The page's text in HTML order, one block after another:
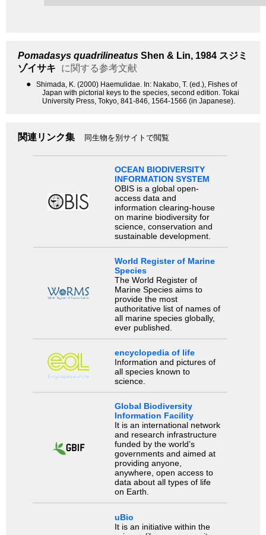
Pomadasys quadrilineatus Shen & Lin, 1984 スジミ
ゾイサキ
に関する参考文献
●
Shimada, K. (2000) Haemulidae. In: Nakabo, T. (ed.), Fishes of
Japan with pictorial keys to the species, second edition. Tokai
University Press, Tokyo, 841-846, 1564-1566 (in Japanese).
関連リンク集 同生物を別サイトで閲覧
OCEAN BIODIVERSITY
INFORMATION SYSTEM
OBIS is a global open-
access data and
information clearing-house
on marine biodiversity for
science, conservation and
sustainable development.
World Register of Marine
Species
The World Register of
Marine Species aims to
provide the most
authoritative list of names of
all marine species globally,
ever published.
encyclopedia of life
Information and pictures of
all species known to
science.
Global Biodiversity
Information Facility
It is an international network
and research infrastructure
funded by the world’s
governments and aimed at
providing anyone,
anywhere, open access to
data about all types of life
on Earth.
uBio
It is an initiative within the